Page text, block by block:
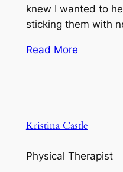
knew I wanted to
sticking them with
Read More
Kristina Castle
Physical Therapist